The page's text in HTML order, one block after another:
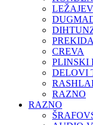
CREVA
PLINSKI
DELOVI
RAZNO
RAZNO